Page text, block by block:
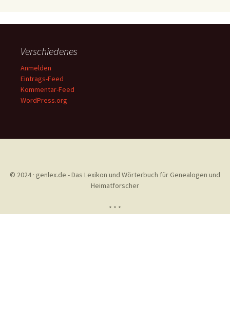
Verschiedenes
Anmelden
Eintrags-Feed
Kommentar-Feed
WordPress.org
© 2024 · genlex.de - Das Lexikon und Wörterbuch für Genealogen und
Heimatforscher
* * *